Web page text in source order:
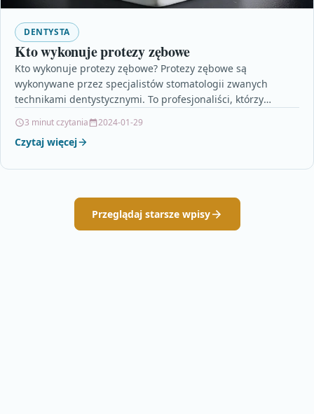
DENTYSTA
Kto wykonuje protezy zębowe
Kto wykonuje protezy zębowe? Protezy zębowe są
wykonywane przez specjalistów stomatologii zwanych
technikami dentystycznymi. To profesjonaliści, którzy
3 minut czytania 2024-01-29
Czytaj więcej
Przeglądaj starsze wpisy